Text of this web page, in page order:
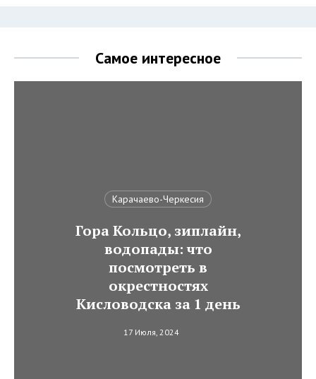
Самое интересное
Карачаево-Черкесия
Гора Кольцо, зиплайн,
водопады: что
посмотреть в
окрестностях
Кисловодска за 1 день
17 Июля, 2024